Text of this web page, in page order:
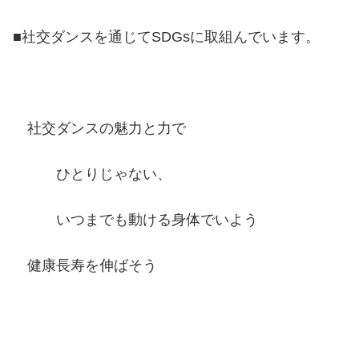
■社交ダンスを通じてSDGsに取組んでいます。
社交ダンスの魅力と力で
ひとりじゃない、
いつまでも動ける身体でいよう
健康長寿を伸ばそう